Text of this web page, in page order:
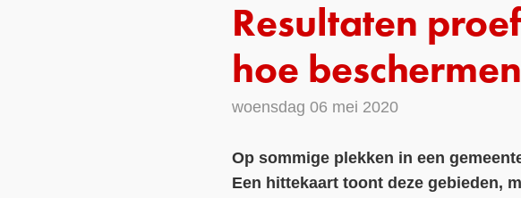
Resultaten
hoe
woensdag 06 mei 2020
Op sommige plekken in een
Een hittekaart toont deze gebieden,